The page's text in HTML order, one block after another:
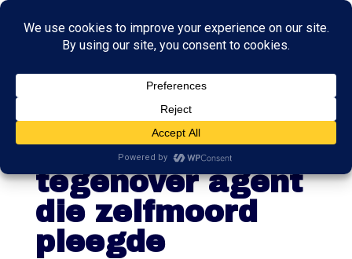
Commissie:
ernstige fouten
tegenover agent
die zelfmoord
pleegde